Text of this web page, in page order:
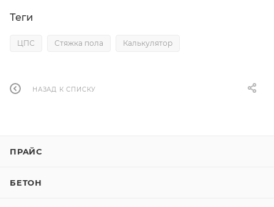
Теги
ЦПС Стяжка пола Калькулятор
НАЗАД К СПИСКУ
ПРАЙС
БЕТОН